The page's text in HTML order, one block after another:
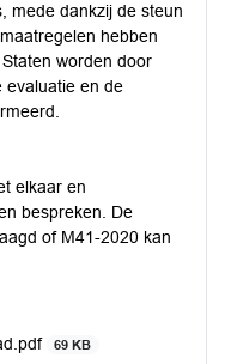
mede dankzij de steun
hebben
worden door
evaluatie en de
elkaar en
bespreken. De
of M41-2020 kan
69 KB